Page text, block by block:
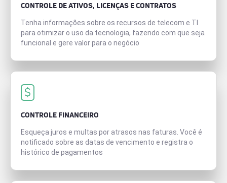
CONTROLE DE ATIVOS, LICENÇAS E CONTRATOS
Tenha informações sobre os recursos de telecom e TI
para otimizar o uso da tecnologia, fazendo com que seja
funcional e gere valor para o negócio
CONTROLE FINANCEIRO
Esqueça juros e multas por atrasos nas faturas. Você é
notificado sobre as datas de vencimento e registra o
histórico de pagamentos